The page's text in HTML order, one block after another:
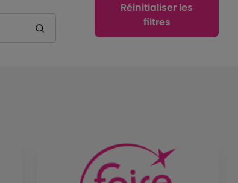
Réinitialiser les
filtres